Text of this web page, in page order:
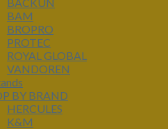
BAM
BROPRO
PROTEC
ROYAL GLOBAL
VANDOREN
BY BRAND
HERCULES
K&M